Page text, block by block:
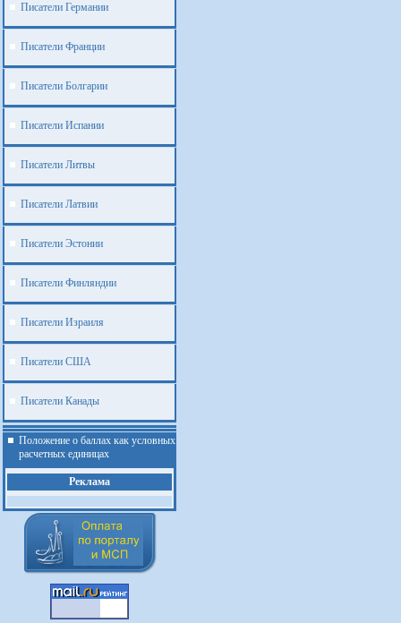
Писатели Германии
Писатели Франции
Писатели Болгарии
Писатели Испании
Писатели Литвы
Писатели Латвии
Писатели Эстонии
Писатели Финляндии
Писатели Израиля
Писатели США
Писатели Канады
Положение о баллах как условных
расчетных единицах
Реклама